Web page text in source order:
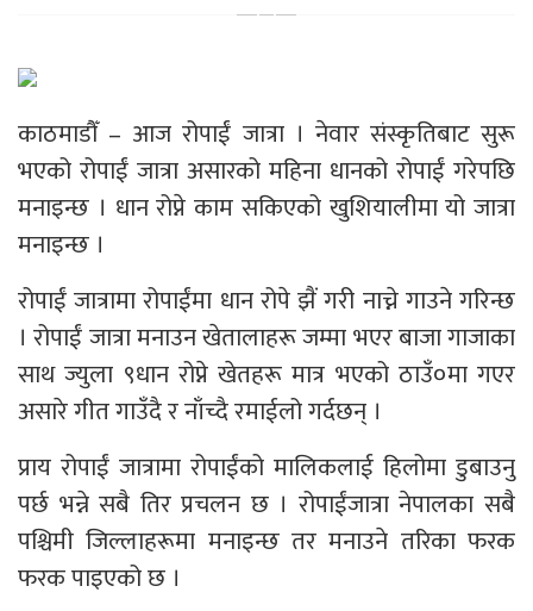
काठमाडौँ – आज रोपाईं जात्रा । नेवार संस्कृतिबाट सुरू
भएको रोपाईं जात्रा असारको महिना धानको रोपाईं गरेपछि
मनाइन्छ । धान रोप्ने काम सकिएको खुशियालीमा यो जात्रा
मनाइन्छ ।
रोपाईं जात्रामा रोपाईंमा धान रोपे झैं गरी नाच्ने गाउने गरिन्छ
। रोपाईं जात्रा मनाउन खेतालाहरू जम्मा भएर बाजा गाजाका
साथ ज्युला ९धान रोप्ने खेतहरू मात्र भएको ठाउँ०मा गएर
असारे गीत गाउँदै र नाँच्दै रमाईलो गर्दछन् ।
प्राय रोपाईं जात्रामा रोपाईंको मालिकलाई हिलोमा डुबाउनु
पर्छ भन्ने सबै तिर प्रचलन छ । रोपाईंजात्रा नेपालका सबै
पश्चिमी जिल्लाहरूमा मनाइन्छ तर मनाउने तरिका फरक
फरक पाइएको छ ।